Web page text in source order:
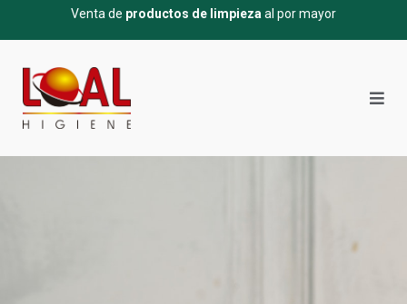
Venta de productos de limpieza al por mayor